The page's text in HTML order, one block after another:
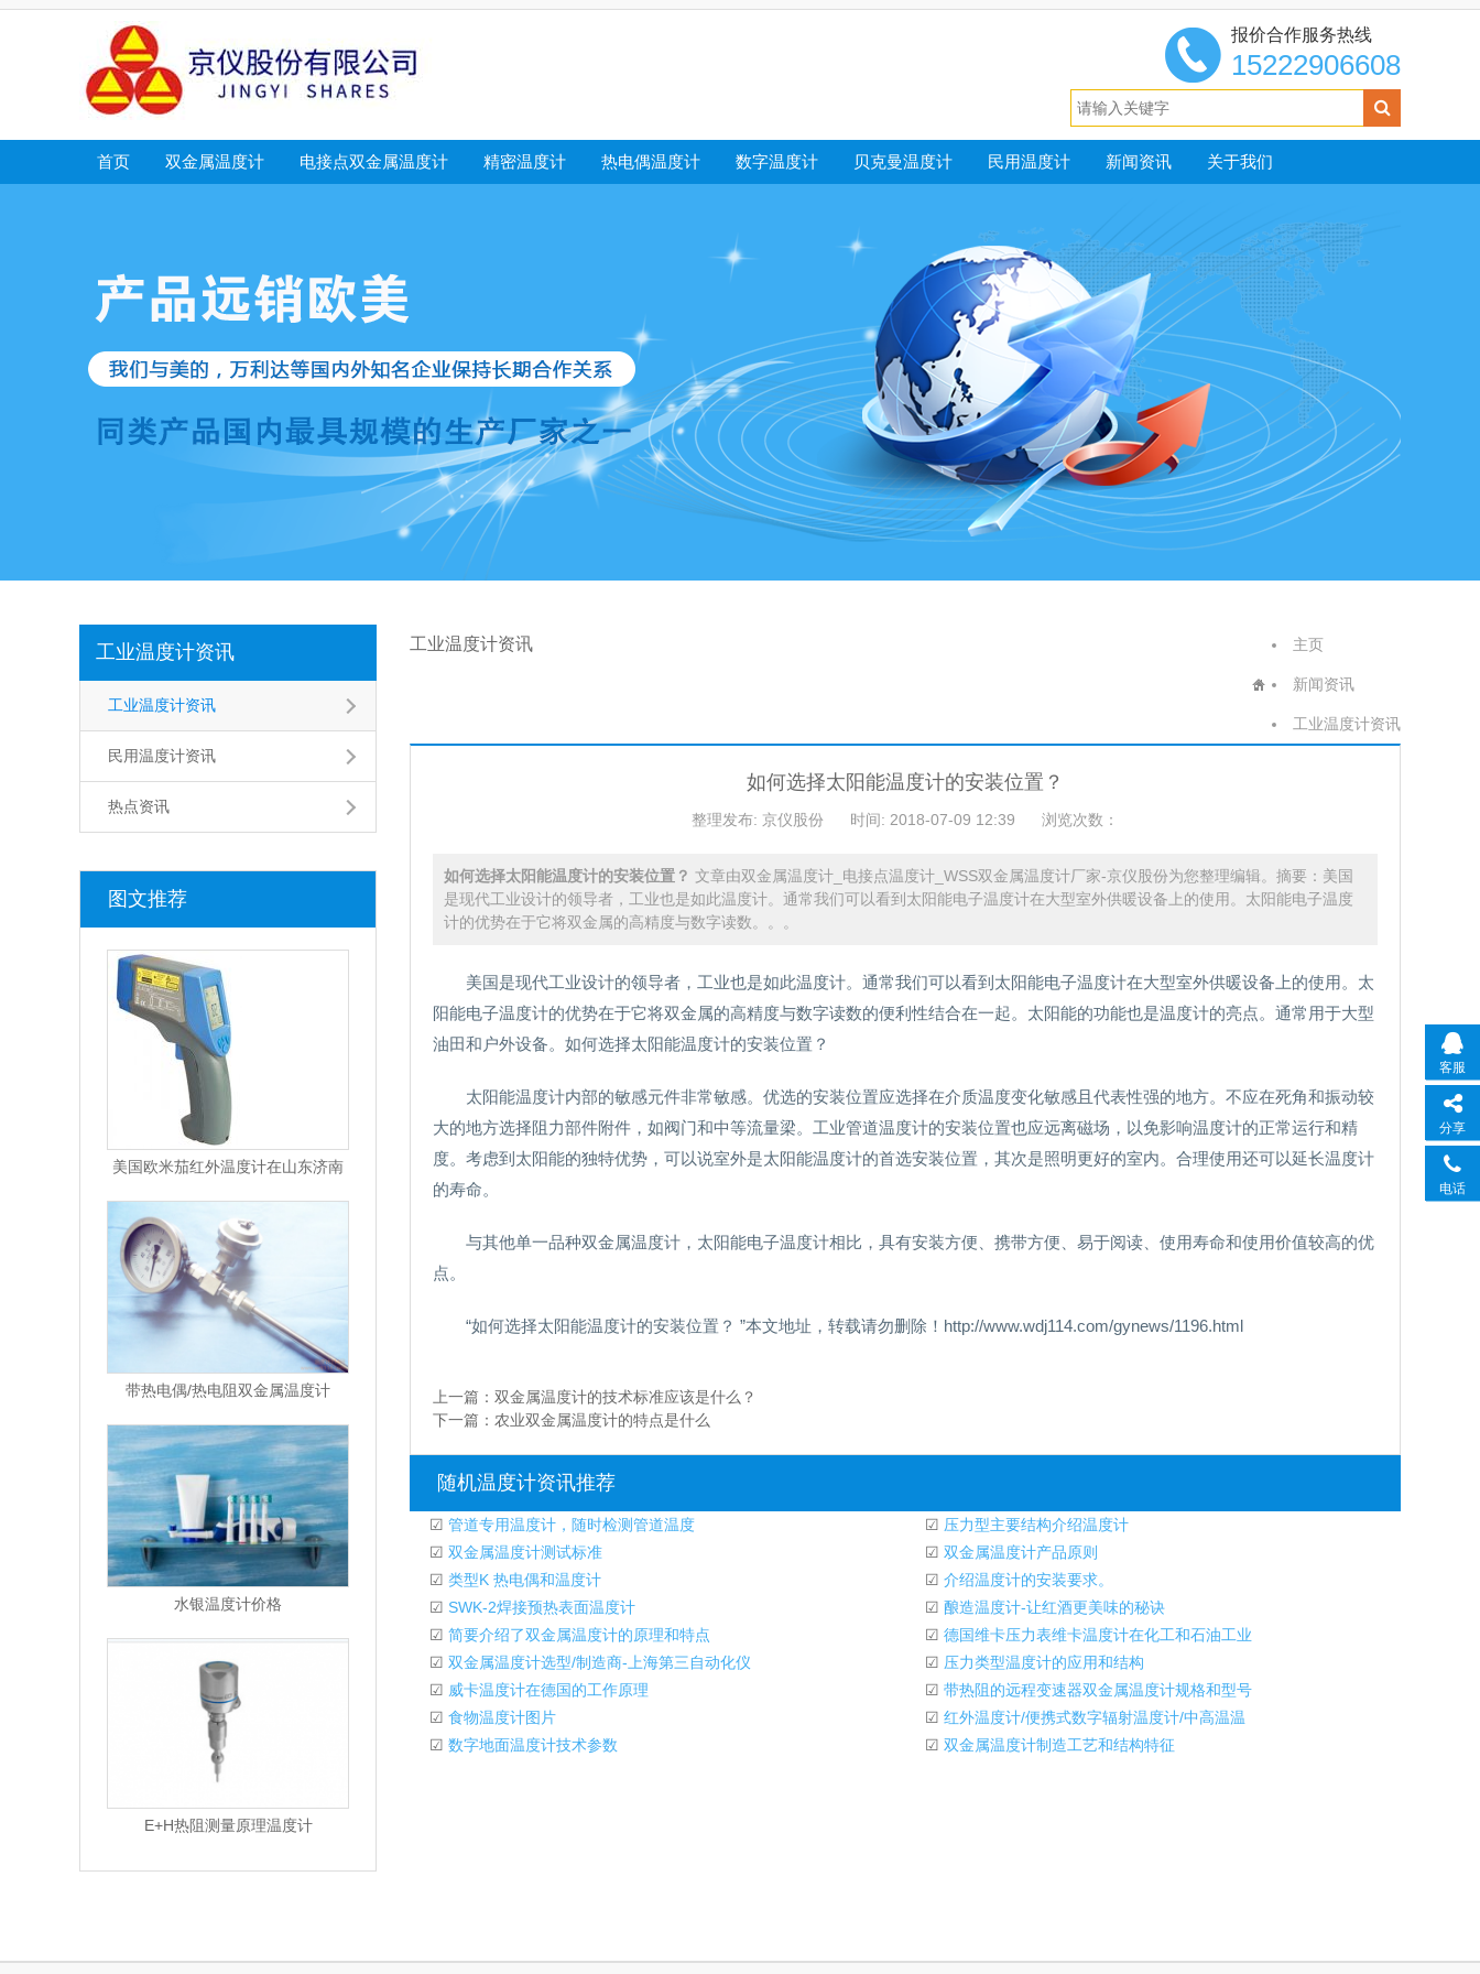
报价合作服务热线
15222906608
首页 双金属温度计 电接点双金属温度计 精密温度计 热电偶温度计 数字温度计 贝克曼温度计 民用温度计 新闻资讯 关于我们
工业温度计资讯
工业温度计资讯
民用温度计资讯
热点资讯
图文推荐
美国欧米茄红外温度计在山东济南
带热电偶/热电阻双金属温度计
水银温度计价格
E+H热阻测量原理温度计
工业温度计资讯 主页
新闻资讯
工业温度计资讯
如何选择太阳能温度计的安装位置？
整理发布: 京仪股份 时间: 2018-07-09 12:39 浏览次数：
如何选择太阳能温度计的安装位置？ 文章由双金属温度计_电接点温度计_WSS双金属温度计厂家-京仪股份为您整理编辑。摘要：美国
是现代工业设计的领导者，工业也是如此温度计。通常我们可以看到太阳能电子温度计在大型室外供暖设备上的使用。太阳能电子温度
计的优势在于它将双金属的高精度与数字读数。。。
美国是现代工业设计的领导者，工业也是如此温度计。通常我们可以看到太阳能电子温度计在大型室外供暖设备上的使用。太
阳能电子温度计的优势在于它将双金属的高精度与数字读数的便利性结合在一起。太阳能的功能也是温度计的亮点。通常用于大型
油田和户外设备。如何选择太阳能温度计的安装位置？
太阳能温度计内部的敏感元件非常敏感。优选的安装位置应选择在介质温度变化敏感且代表性强的地方。不应在死角和振动较
大的地方选择阻力部件附件，如阀门和中等流量梁。工业管道温度计的安装位置也应远离磁场，以免影响温度计的正常运行和精
度。考虑到太阳能的独特优势，可以说室外是太阳能温度计的首选安装位置，其次是照明更好的室内。合理使用还可以延长温度计
的寿命。
与其他单一品种双金属温度计，太阳能电子温度计相比，具有安装方便、携带方便、易于阅读、使用寿命和使用价值较高的优
点。
“如何选择太阳能温度计的安装位置？ ”本文地址，转载请勿删除！http://www.wdj114.com/gynews/1196.html
上一篇： 双金属温度计的技术标准应该是什么？
下一篇： 农业双金属温度计的特点是什么
随机温度计资讯推荐
☑ 管道专用温度计，随时检测管道温度 ☑ 压力型主要结构介绍温度计
☑ 双金属温度计测试标准 ☑ 双金属温度计产品原则
☑ 类型K 热电偶和温度计 ☑ 介绍温度计的安装要求。
☑ SWK-2焊接预热表面温度计 ☑ 酿造温度计-让红酒更美味的秘诀
☑ 简要介绍了双金属温度计的原理和特点 ☑ 德国维卡压力表维卡温度计在化工和石油工业
☑ 双金属温度计选型/制造商-上海第三自动化仪 ☑ 压力类型温度计的应用和结构
☑ 威卡温度计在德国的工作原理 ☑ 带热阻的远程变速器双金属温度计规格和型号
☑ 食物温度计图片 ☑ 红外温度计/便携式数字辐射温度计/中高温温
☑ 数字地面温度计技术参数 ☑ 双金属温度计制造工艺和结构特征
客服
分享
电话